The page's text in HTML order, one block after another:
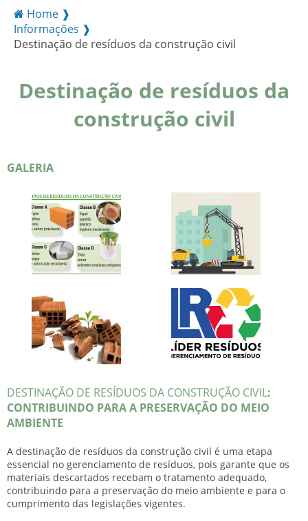
Home ❱
Informações ❱
Destinação de resíduos da construção civil
Destinação de resíduos da
construção civil
GALERIA
DESTINAÇÃO DE RESÍDUOS DA CONSTRUÇÃO CIVIL:
CONTRIBUINDO PARA A PRESERVAÇÃO DO MEIO
AMBIENTE
A destinação de resíduos da construção civil é uma etapa
essencial no gerenciamento de resíduos, pois garante que os
materiais descartados recebam o tratamento adequado,
contribuindo para a preservação do meio ambiente e para o
cumprimento das legislações vigentes.